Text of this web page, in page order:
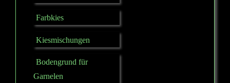
Farbkies
Kiesmischungen
Bodengrund für
Garnelen